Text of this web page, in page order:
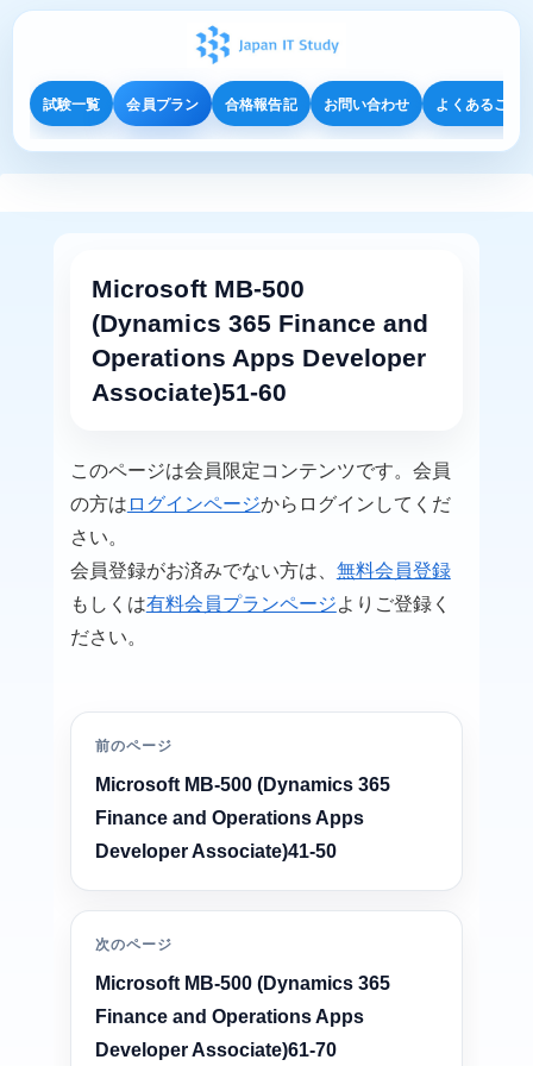
試験一覧 会員プラン 合格報告記 お問い合わせ よくあるご質
Microsoft MB-500
(Dynamics 365 Finance and
Operations Apps Developer
Associate)51-60
このページは会員限定コンテンツです。会員
の方は ログインページからログインしてくだ
さい。
会員登録がお済みでない方は、 無料会員登録
もしくは有料会員プランページよりご登録く
ださい。
前のページ
Microsoft MB-500 (Dynamics 365
Finance and Operations Apps
Developer Associate)41-50
次のページ
Microsoft MB-500 (Dynamics 365
Finance and Operations Apps
Developer Associate)61-70